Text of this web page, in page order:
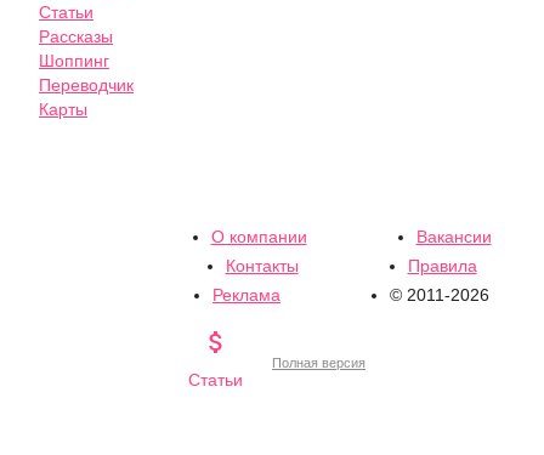
Статьи
Рассказы
Шоппинг
Переводчик
Карты
О компании
Вакансии
Контакты
Правила
Реклама
© 2011-2026

Статьи
Полная версия